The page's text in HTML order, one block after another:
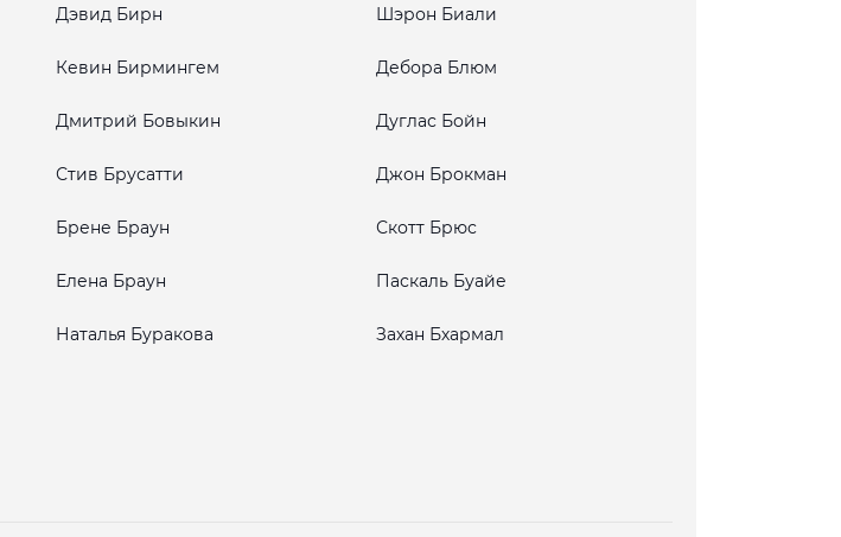
Дэвид Бирн Шэрон Биали
Кевин Бирмингем Дебора Блюм
Дмитрий Бовыкин Дуглас Бойн
Стив Брусатти Джон Брокман
Брене Браун Скотт Брюс
Елена Браун Паскаль Буайе
Наталья Буракова Захан Бхармал